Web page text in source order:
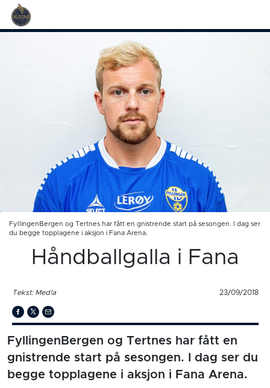
FyllingenBergen og Tertnes har fått en gnistrende start på sesongen. I dag ser
du begge topplagene i aksjon i Fana Arena.
Håndballgalla i Fana
Tekst: Med!a 23/09/2018
FyllingenBergen og Tertnes har fått en
gnistrende start på sesongen. I dag ser du
begge topplagene i aksjon i Fana Arena.